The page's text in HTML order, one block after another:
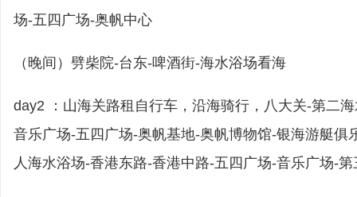
场-五四广场-奥帆中心
（晚间）劈柴院-台东-啤酒街-海水浴场看海
day2 ：山海关路租自行车，沿海骑行，八大关-第二
音乐广场-五四广场-奥帆基地-奥帆博物馆-银海游艇俱
人海水浴场-香港东路-香港中路-五四广场-音乐广场-